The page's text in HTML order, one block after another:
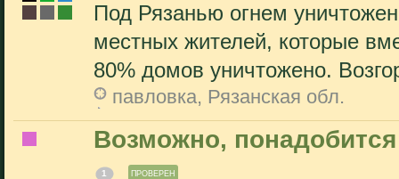
Под Рязанью огнем
местных жителей, которые
80% домов уничтожено.
павловка, Рязанская обл.
Возможно,
1 ПРОВЕРЕН